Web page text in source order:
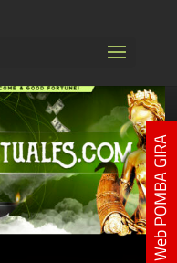
Web POMBA GIRA